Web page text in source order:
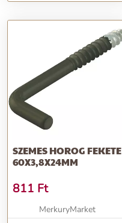
SZEMES HOROG FEKETE
60X3,8X24MM
811 Ft
MerkuryMarket